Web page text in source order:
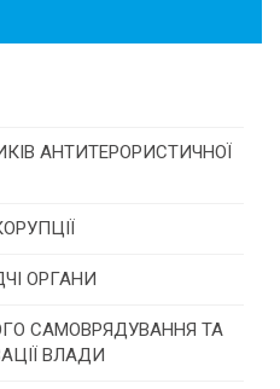
місцевого
суспільства
АНТИТЕРОРИСТИЧНОЇ
ОРГАНИ
САМОВРЯДУВАННЯ ТА
ВЛАДИ